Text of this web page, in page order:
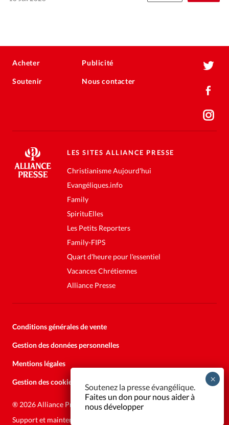
Acheter
Soutenir
Publicité
Nous contacter
LES SITES ALLIANCE PRESSE
Christianisme Aujourd'hui
Evangéliques.info
Family
SpirituElles
Les Petits Reporters
Family-FIPS
Quart d'heure pour l'essentiel
Vacances Chrétiennes
Alliance Presse
Conditions générales de vente
Gestion des données personnelles
Mentions légales
Gestion des cookies
® 2026 Alliance Presse
Support et maintenance:
Soutenez la presse évangélique.
Faites un don pour nous aider à
nous développer